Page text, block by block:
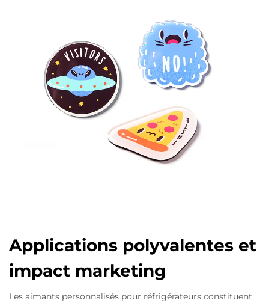
Applications polyvalentes et
impact marketing
Les aimants personnalisés pour réfrigérateurs constituent